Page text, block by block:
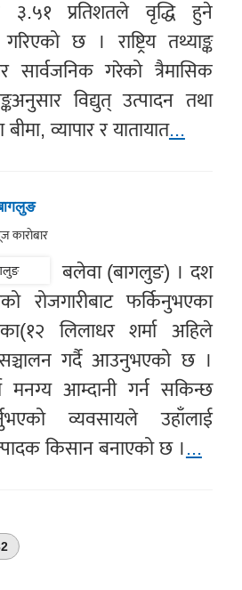
३.५१ प्रतिशतले वृद्धि हुने
छ । राष्ट्रिय तथ्याङ्क
सार्वजनिक गरेको त्रैमासिक
विद्युत् उत्पादन तथा
व्यापार र यातायात...
काराेबार
बलेवा (बागलुङ) । दश
रोजगारीबाट फर्किनुभएका
लिलाधर शर्मा अहिले
सञ्चालन गर्दै आउनुभएको छ ।
मनग्य आम्दानी गर्न सकिन्छ
व्यवसायले उहाँलाई
किसान बनाएको छ । ...